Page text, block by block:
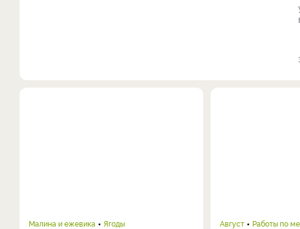
Малина и ежевика Ягоды Август Работы по